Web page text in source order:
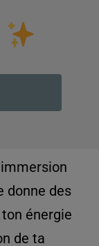
donne des
énergie
de ta